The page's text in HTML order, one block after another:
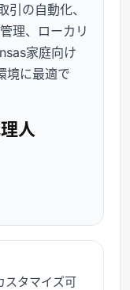
の自動化、
理、ローカリ
家庭向け
境に最適で
人
タマイズ可